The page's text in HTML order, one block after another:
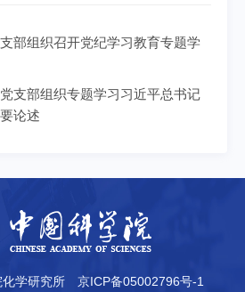
部组织召开党纪学习教育专题学
支部组织专题学习习近平总书记
论述
学研究所 京ICP备05002796号-1